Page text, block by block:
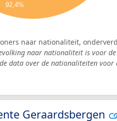
92,4%
naar nationaliteit,
naar nationaliteit is voor
data over de nationaliteiten voor
Geraardsbergen